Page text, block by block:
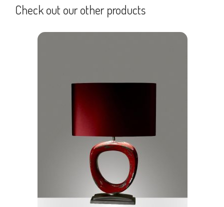
Check out our other products